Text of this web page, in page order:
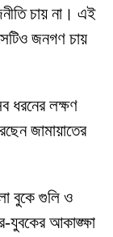
চায় না। এই
জনগণ চায়
ধরনের লক্ষণ
জামায়াতের
বুকে গুলি ও
আকাঙ্ক্ষা